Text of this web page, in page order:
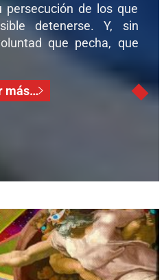
persecución de los que
detenerse. Y, sin
que pecha, que
más…